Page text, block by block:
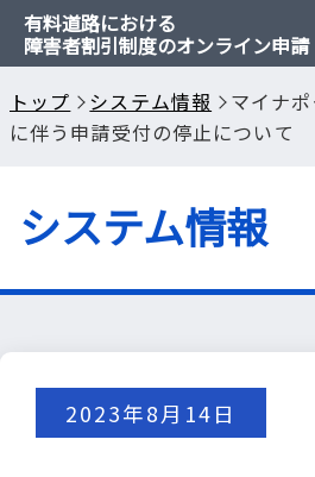
有料道路における
障害者割引制度のオンライン申請
障害者割引
Q & A
トップ システム情報
マイナ
に伴う申請受付の停止について
システム情報
2023年8月14日